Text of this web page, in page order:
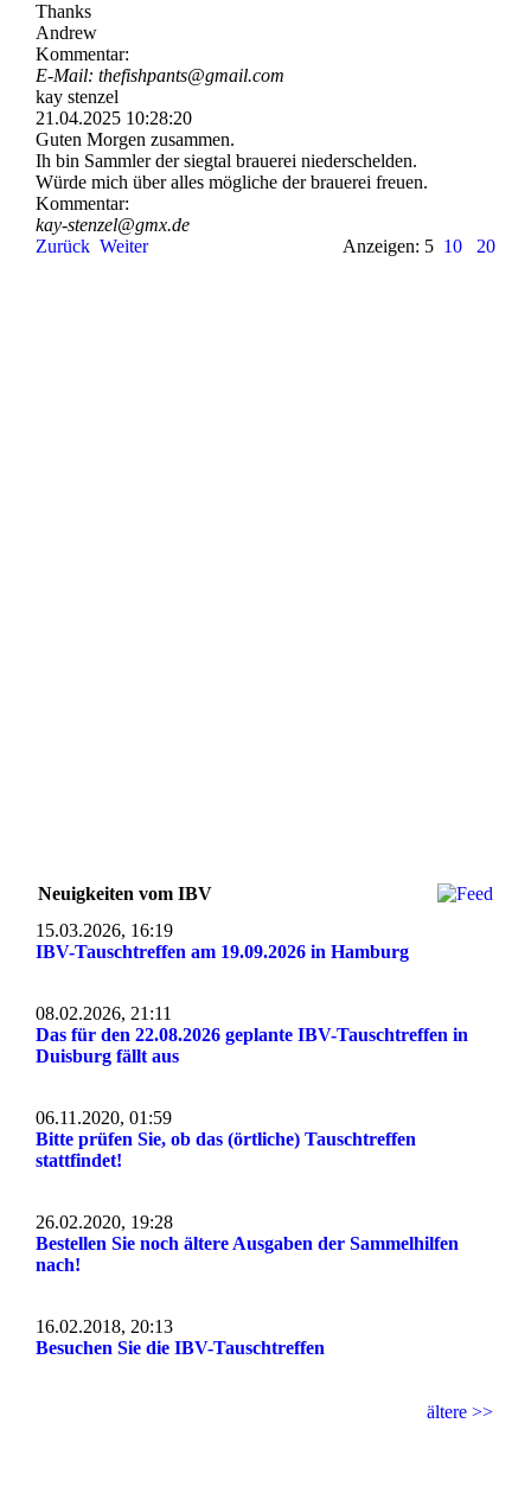
Thanks
Andrew
Kommentar:
E-Mail: thefishpants@gmail.com
kay stenzel
21.04.2025 10:28:20
Guten Morgen zusammen.
Ih bin Sammler der siegtal brauerei niederschelden.
Würde mich über alles mögliche der brauerei freuen.
Kommentar:
kay-stenzel@gmx.de
Zurück Weiter Anzeigen: 5 10 20
Neuigkeiten vom IBV
15.03.2026, 16:19
IBV-Tauschtreffen am 19.09.2026 in Hamburg
08.02.2026, 21:11
Das für den 22.08.2026 geplante IBV-Tauschtreffen in
Duisburg fällt aus
06.11.2020, 01:59
Bitte prüfen Sie, ob das (örtliche) Tauschtreffen
stattfindet!
26.02.2020, 19:28
Bestellen Sie noch ältere Ausgaben der Sammelhilfen
nach!
16.02.2018, 20:13
Besuchen Sie die IBV-Tauschtreffen
ältere >>